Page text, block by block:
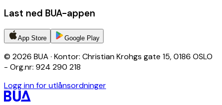
Last ned BUA-appen
App Store Google Play
© 2026 BUA · Kontor: Christian Krohgs gate 15, 0186 OSLO
- Org.nr: 924 290 218
Logg inn for utlånsordninger